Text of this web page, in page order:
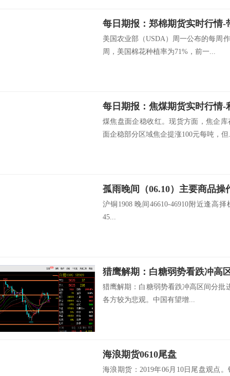
美国农业部（USDA）周一公布的每周
周，美国棉花种植率为71%，前一...
煤焦盘面企稳收红。现货方面，焦企
面企稳部分区域焦企提涨100元每吨，但
孤雨晚间（06.10）主要商品操
沪铜1908 晚间46610-46910附近逢高
45...
猎鹰解期：白糖弱势看跌冲高
猎鹰解期：白糖弱势看跌冲高区间分批
各方较为悲观。中国有望增...
海浪期货0610尾盘
海浪期货：2019年06月10日尾盘观点